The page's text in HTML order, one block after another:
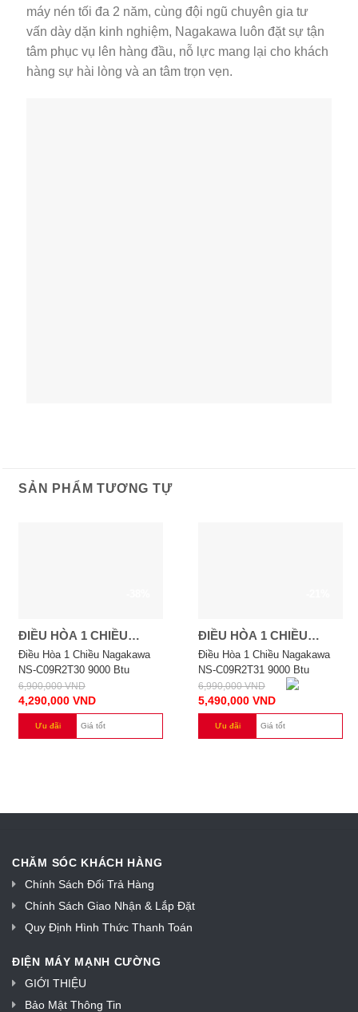
máy nén tối đa 2 năm, cùng đội ngũ chuyên gia tư
vấn dày dặn kinh nghiệm, Nagakawa luôn đặt sự tận
tâm phục vụ lên hàng đầu, nỗ lực mang lại cho khách
hàng sự hài lòng và an tâm trọn vẹn.
SẢN PHẨM TƯƠNG TỰ
ĐIỀU HÒA 1 CHIỀU
NAGAKAWA NS-
C09R2T30 9000 BTU
Điều Hòa 1 Chiều Nagakawa
NS-C09R2T30 9000 Btu
6,900,000VND
4,290,000 VND
Ưu đãi Giá tốt
ĐIỀU HÒA 1 CHIỀU
NAGAKAWA NS-
C09R2T31 9000 BTU
Điều Hòa 1 Chiều Nagakawa
NS-C09R2T31 9000 Btu
6,990,000VND
5,490,000 VND
Ưu đãi Giá tốt
CHĂM SÓC KHÁCH HÀNG
Chính Sách Đổi Trả Hàng
Chính Sách Giao Nhận & Lắp Đặt
Quy Định Hình Thức Thanh Toán
ĐIỆN MÁY MẠNH CƯỜNG
GIỚI THIỆU
Bảo Mật Thông Tin